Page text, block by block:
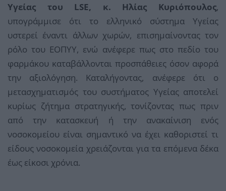
Υγείας του LSE, κ. Ηλίας Κυριόπουλος,
υπογράμμισε ότι το ελληνικό σύστημα Υγείας
υστερεί έναντι άλλων χωρών, επισημαίνοντας τον
ρόλο του ΕΟΠΥΥ, ενώ ανέφερε πως στο πεδίο του
φαρμάκου καταβάλλονται προσπάθειες όσον αφορά
την αξιολόγηση. Καταλήγοντας, ανέφερε ότι ο
μετασχηματισμός του συστήματος Υγείας αποτελεί
κυρίως ζήτημα στρατηγικής, τονίζοντας πως πριν
από την κατασκευή ή την ανακαίνιση ενός
νοσοκομείου είναι σημαντικό να έχει καθοριστεί τι
είδους νοσοκομεία χρειάζονται για τα επόμενα δέκα
έως είκοσι χρόνια.